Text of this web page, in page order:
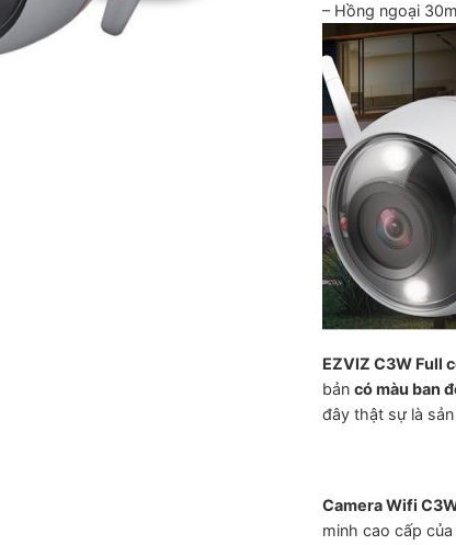
– Hồng ngoại
EZVIZ C3W Full
bản có màu ban
đây thật sự là
Camera Wifi
minh cao cấp